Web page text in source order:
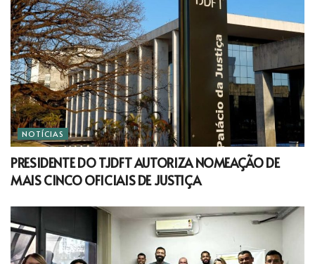
NOTÍCIAS
PRESIDENTE DO TJDFT AUTORIZA NOMEAÇÃO DE
MAIS CINCO OFICIAIS DE JUSTIÇA